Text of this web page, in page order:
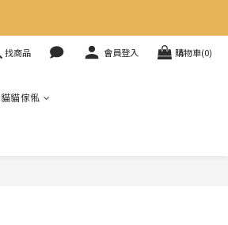
找商品 會員登入 購物車(0)
貓貓傢俬